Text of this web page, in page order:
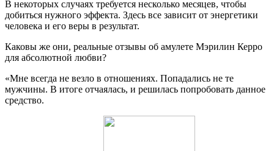
В некоторых случаях требуется несколько месяцев, чтобы
добиться нужного эффекта. Здесь все зависит от энергетики
человека и его веры в результат.
Каковы же они, реальные отзывы об амулете Мэрилин Керро
для абсолютной любви?
«Мне всегда не везло в отношениях. Попадались не те
мужчины. В итоге отчаялась, и решилась попробовать данное
средство.